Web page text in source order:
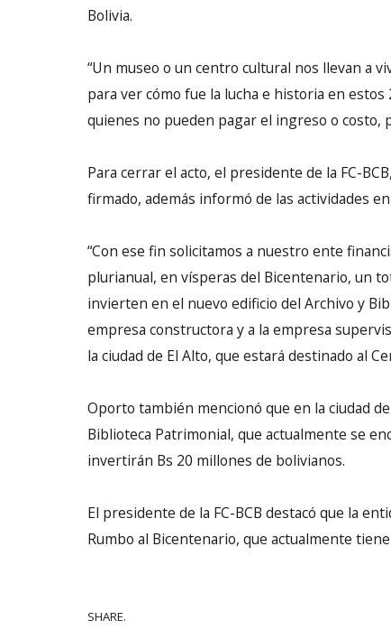
Bolivia.
“Un museo o un centro cultural nos llevan a
para ver cómo fue la lucha e historia en estos
quienes no pueden pagar el ingreso o costo,
Para cerrar el acto, el presidente de la FC-
firmado, además informó de las actividades
“Con ese fin solicitamos a nuestro ente
plurianual, en vísperas del Bicentenario, un
invierten en el nuevo edificio del Archivo y
empresa constructora y a la empresa
la ciudad de El Alto, que estará destinado al
Oporto también mencionó que en la ciudad
Biblioteca Patrimonial, que actualmente se
invertirán Bs 20 millones de bolivianos.
El presidente de la FC-BCB destacó que la
Rumbo al Bicentenario, que actualmente
SHARE.